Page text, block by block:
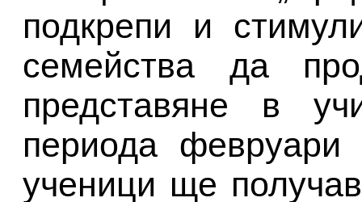
подкрепи и
семейства да
представяне в
периода
ученици ще